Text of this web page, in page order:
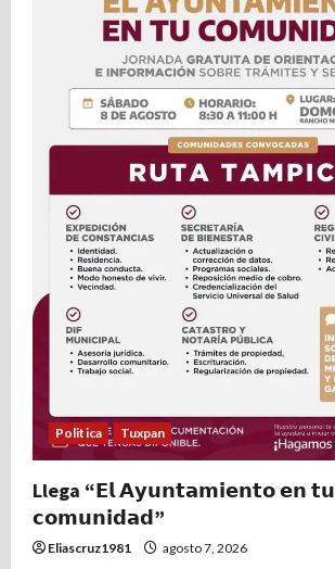
Politica Tuxpan
Llega “𝗘𝗹 𝗔𝘆𝘂𝗻𝘁𝗮𝗺𝗶𝗲𝗻𝘁𝗼 𝗲𝗻 𝘁𝘂
𝗰𝗼𝗺𝘂𝗻𝗶𝗱𝗮𝗱”
Eliascruz1981 agosto 7, 2026